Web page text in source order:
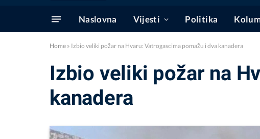
Naslovna Vijesti Politika
Home » Izbio veliki požar na Hvaru: Vatrogascima pomažu i dva kanadera
Izbio veliki požar na
kanadera